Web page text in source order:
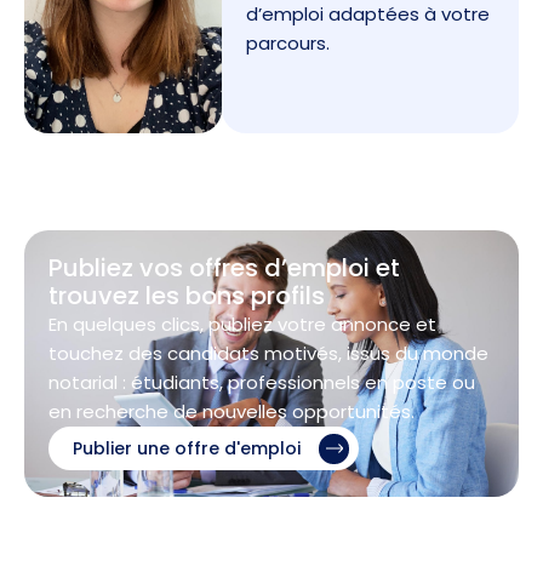
d’emploi adaptées à votre
parcours.
Publiez vos offres d’emploi et
trouvez les bons profils
En quelques clics, publiez votre annonce et
touchez des candidats motivés, issus du monde
notarial : étudiants, professionnels en poste ou
en recherche de nouvelles opportunités.
Publier une offre d'emploi